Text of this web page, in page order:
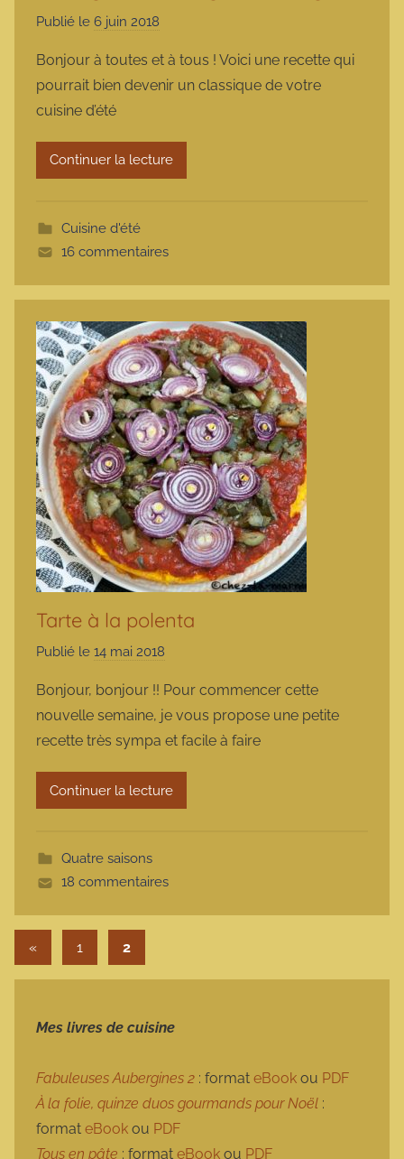
Publié le 6 juin 2018
r
m
r
m
e
Bonjour à toutes et à tous ! Voici une recette qui
pourrait bien devenir un classique de votre
cuisine d’été
Continuer la lecture
Cuisine d'été
16 commentaires
Tarte à la polenta
Publié le 14 mai 2018
r
m
a
r
m
e
Bonjour, bonjour !! Pour commencer cette
nouvelle semaine, je vous propose une petite
recette très sympa et facile à faire
Continuer la lecture
Quatre saisons
18 commentaires
Pagination des publications
«Publications précédentes
1 2
Mes livres de cuisine
Fabuleuses Aubergines 2 : format eBook ou PDF
À la folie, quinze duos gourmands pour Noël :
format eBook ou PDF
Tous en pâte : format eBook ou PDF